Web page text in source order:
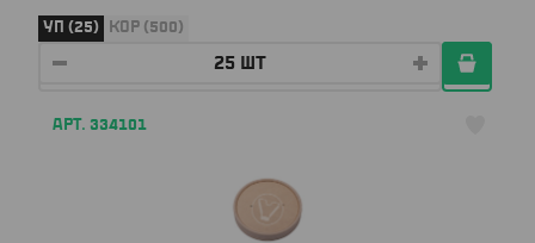
УП (25) КОР (500)
АРТ. 334101